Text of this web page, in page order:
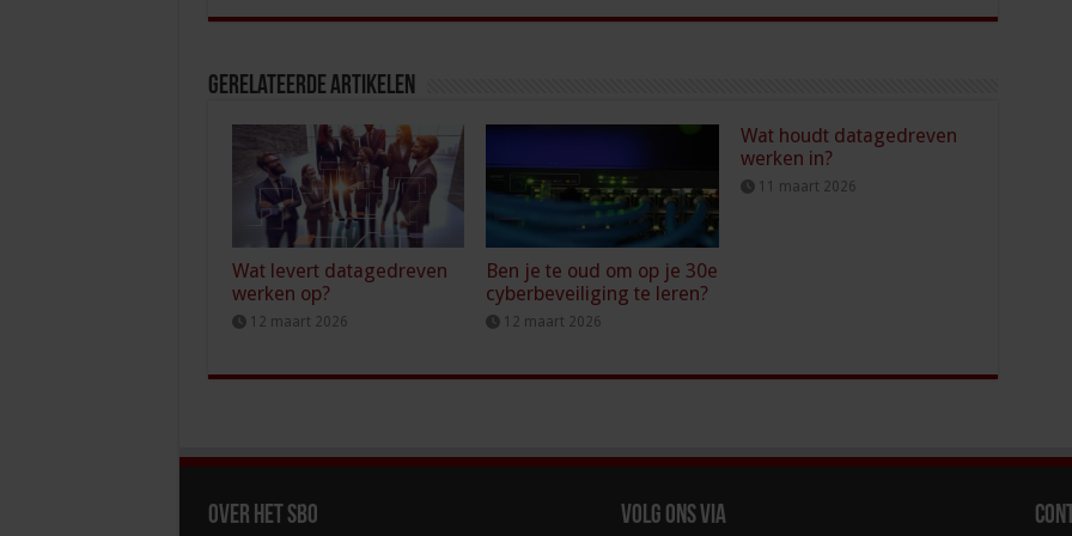
Gerelateerde Artikelen
Wat levert datagedreven
werken op?
12 maart 2026
Ben je te oud om op je 30e
cyberbeveiliging te leren?
12 maart 2026
Wat houdt datagedreven
werken in?
11 maart 2026
Over het SBO Volg ons via